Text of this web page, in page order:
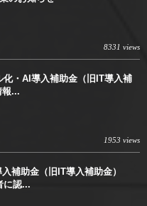
8331 views
化・AI導入補助金（旧IT導入補
報...
1953 views
補助金（旧IT導入補助金）
認...